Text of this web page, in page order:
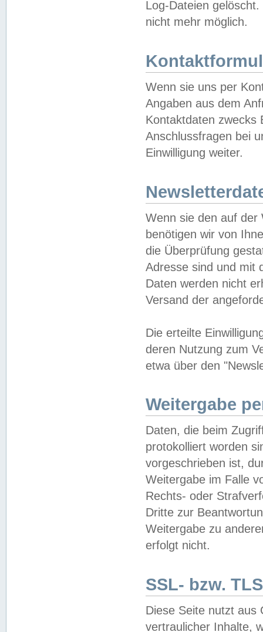
Log-Dateien
nicht mehr möglich.
Wenn sie uns per
Angaben aus dem
Kontaktdaten zwecks
Anschlussfragen bei
Einwilligung weiter.
Wenn sie den auf der
benötigen wir von
die Überprüfung
Adresse sind und mit
Daten werden nicht
Versand der
Die erteilte
deren Nutzung zum
etwa über den
Weitergabe
Daten, die beim
protokolliert worden
vorgeschrieben ist,
Weitergabe im Falle
Rechts- oder
Dritte zur
Weitergabe zu
erfolgt nicht.
SSL- bzw.
Diese Seite nutzt aus
vertraulicher Inhalte,